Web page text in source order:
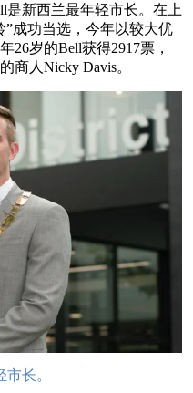
是新西兰最年轻市长。在上
”成功当选，今年以较大优
26岁的Bell获得2917票，
商人Nicky Davis。
长。